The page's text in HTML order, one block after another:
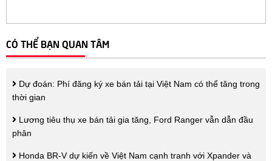
CÓ THỂ BẠN QUAN TÂM
Dự đoán: Phí đăng ký xe bán tải tại Việt Nam có thể tăng trong
thời gian
Lương tiêu thụ xe bán tải gia tăng, Ford Ranger vẫn dẫn đầu
phân
Honda BR-V dự kiến về Việt Nam cạnh tranh với Xpander và